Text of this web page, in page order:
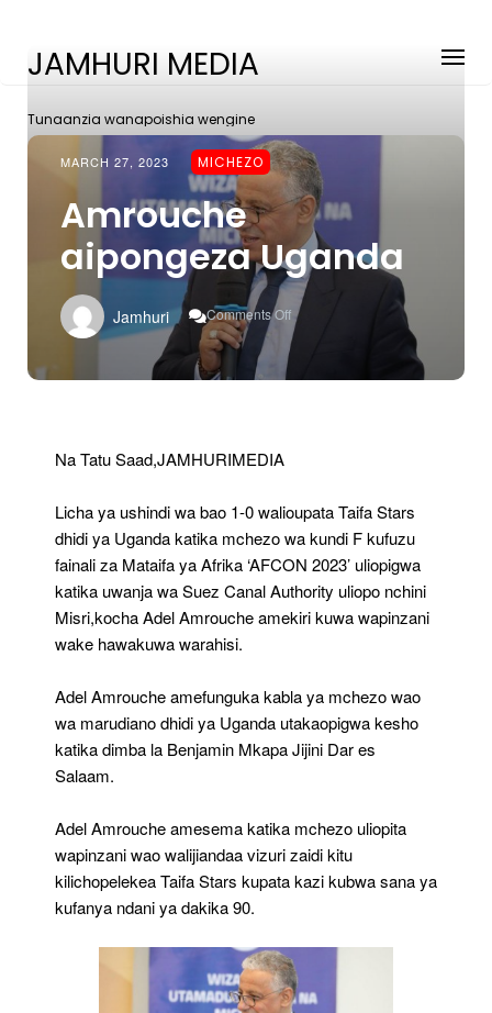
JAMHURI MEDIA
Tunaanzia wanapoishia wengine
MARCH 27, 2023 MICHEZO
Amrouche
aipongeza Uganda
Jamhuri Comments Off
On
Amrouche
Aipongeza
Na Tatu Saad,JAMHURIMEDIA
Licha ya ushindi wa bao 1-0 walioupata Taifa Stars
dhidi ya Uganda katika mchezo wa kundi F kufuzu
fainali za Mataifa ya Afrika ‘AFCON 2023’ uliopigwa
katika uwanja wa Suez Canal Authority uliopo nchini
Misri,kocha Adel Amrouche amekiri kuwa wapinzani
wake hawakuwa warahisi.
Adel Amrouche amefunguka kabla ya mchezo wao
wa marudiano dhidi ya Uganda utakaopigwa kesho
katika dimba la Benjamin Mkapa Jijini Dar es
Salaam.
Adel Amrouche amesema katika mchezo uliopita
wapinzani wao walijiandaa vizuri zaidi kitu
kilichopelekea Taifa Stars kupata kazi kubwa sana ya
kufanya ndani ya dakika 90.